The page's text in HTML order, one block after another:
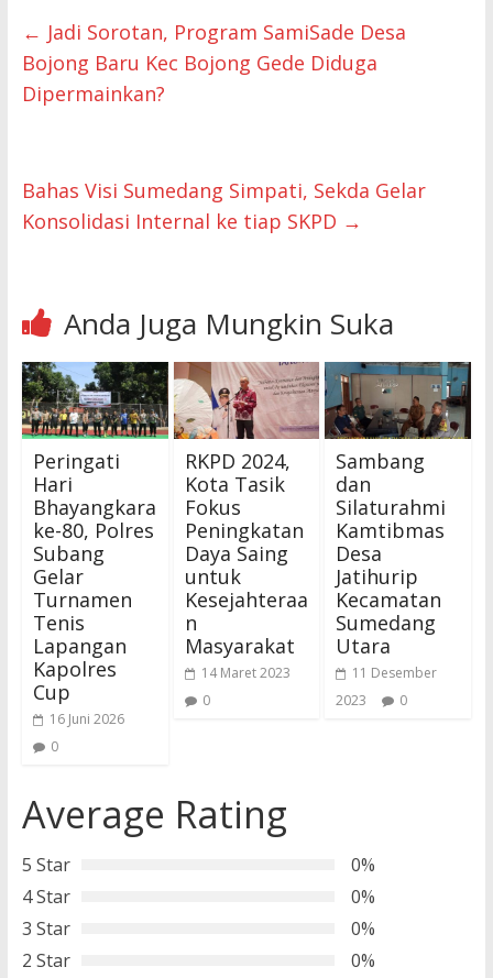
← Jadi Sorotan, Program SamiSade Desa
Bojong Baru Kec Bojong Gede Diduga
Dipermainkan?
Bahas Visi Sumedang Simpati, Sekda Gelar
Konsolidasi Internal ke tiap SKPD →
Anda Juga Mungkin Suka
Peringati
Hari
Bhayangkara
ke-80, Polres
Subang
Gelar
Turnamen
Tenis
Lapangan
Kapolres
Cup
16 Juni 2026
0
RKPD 2024,
Kota Tasik
Fokus
Peningkatan
Daya Saing
untuk
Kesejahteraa
n
Masyarakat
14 Maret 2023
0
Sambang
dan
Silaturahmi
Kamtibmas
Desa
Jatihurip
Kecamatan
Sumedang
Utara
11 Desember
2023
0
Average Rating
5 Star
0%
4 Star
0%
3 Star
0%
2 Star
0%